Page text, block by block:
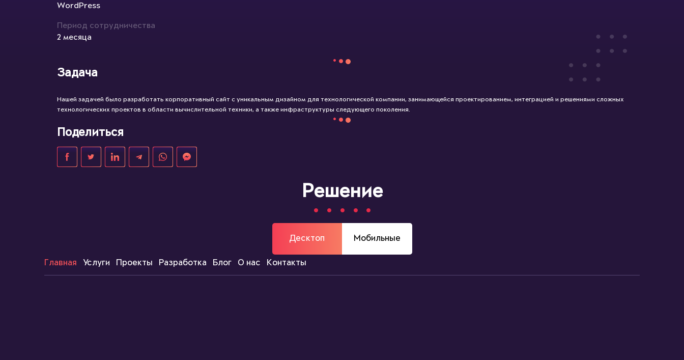
WordPress
Период сотрудничества
2 месяца
Задача
Нашей задачей было разработать корпоративный сайт с уникальным дизайном для технологической компании, занимающейся проектированием, интеграцией и решениями сложных
технологических проектов в области вычислительной техники, а также инфраструктуры следующего поколения.
Поделиться
Решение
Десктоп Мобильные
Главная Услуги Проекты Разработка Блог О нас Контакты